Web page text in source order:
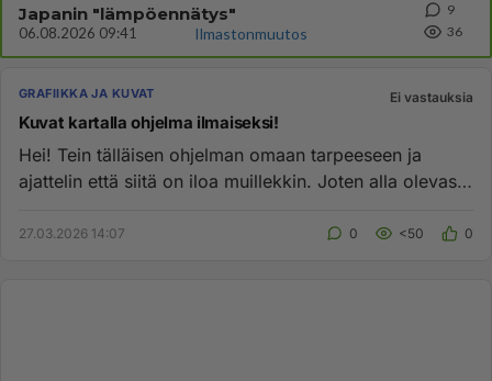
Japanin "lämpöennätys"
06.08.2026 09:41 Ilmastonmuutos
9
36
GRAFIIKKA JA KUVAT Ei vastauksia
Kuvat kartalla ohjelma ilmaiseksi!
Hei! Tein tälläisen ohjelman omaan tarpeeseen ja
ajattelin että siitä on iloa muillekkin. Joten alla olevasta
27.03.2026 14:07 0 <50 0